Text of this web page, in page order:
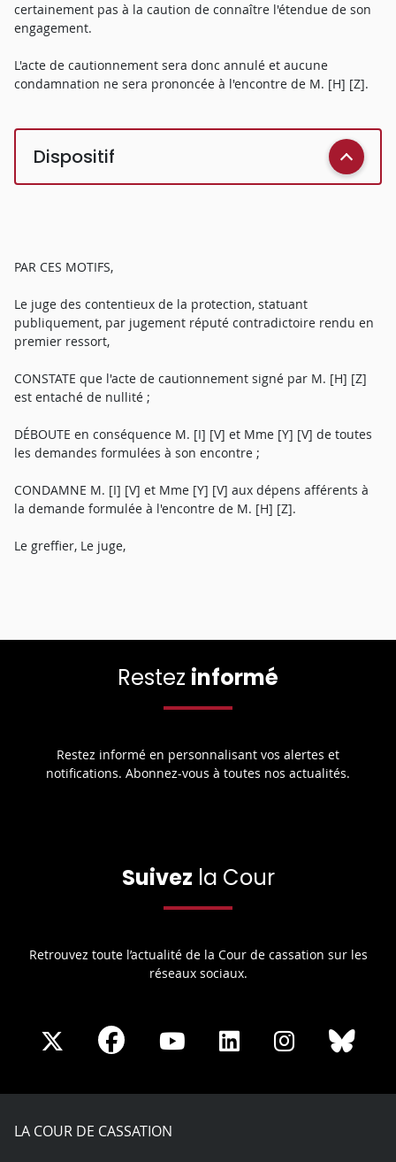
certainement pas à la caution de connaître l'étendue de son
engagement.
L'acte de cautionnement sera donc annulé et aucune
condamnation ne sera prononcée à l'encontre de M. [H] [Z].
Dispositif
PAR CES MOTIFS,
Le juge des contentieux de la protection, statuant
publiquement, par jugement réputé contradictoire rendu en
premier ressort,
CONSTATE que l'acte de cautionnement signé par M. [H] [Z]
est entaché de nullité ;
DÉBOUTE en conséquence M. [I] [V] et Mme [Y] [V] de toutes
les demandes formulées à son encontre ;
CONDAMNE M. [I] [V] et Mme [Y] [V] aux dépens afférents à
la demande formulée à l'encontre de M. [H] [Z].
Le greffier, Le juge,
Restez informé
Restez informé en personnalisant vos alertes et
notifications. Abonnez-vous à toutes nos actualités.
Suivez la Cour
Retrouvez toute l’actualité de la Cour de cassation sur les
réseaux sociaux.
Share
X
Share
Facebook
Share
Youtube
Share
LinkedIn
Share
Instagram
LA COUR DE CASSATION